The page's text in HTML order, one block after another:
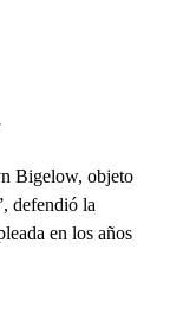
Bigelow, objeto
defendió la
en los años